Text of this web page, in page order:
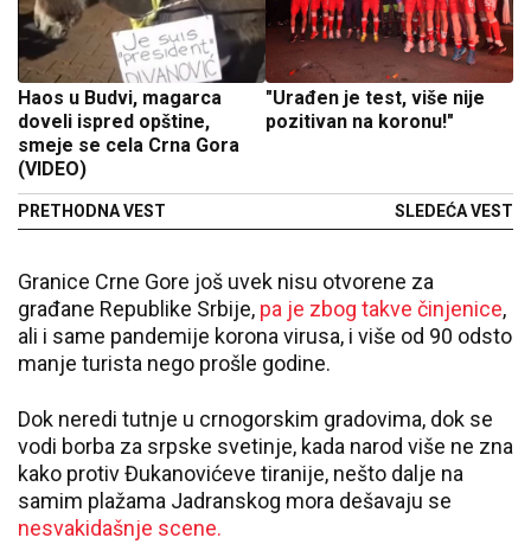
Haos u Budvi, magarca
doveli ispred opštine,
smeje se cela Crna Gora
(VIDEO)
PRETHODNA VEST
"Urađen je test, više nije
pozitivan na koronu!"
SLEDEĆA VEST
Granice Crne Gore još uvek nisu otvorene za
građane Republike Srbije, pa je zbog takve činjenice,
ali i same pandemije korona virusa, i više od 90 odsto
manje turista nego prošle godine.
Dok neredi tutnje u crnogorskim gradovima, dok se
vodi borba za srpske svetinje, kada narod više ne zna
kako protiv Đukanovićeve tiranije, nešto dalje na
samim plažama Jadranskog mora dešavaju se
nesvakidašnje scene.